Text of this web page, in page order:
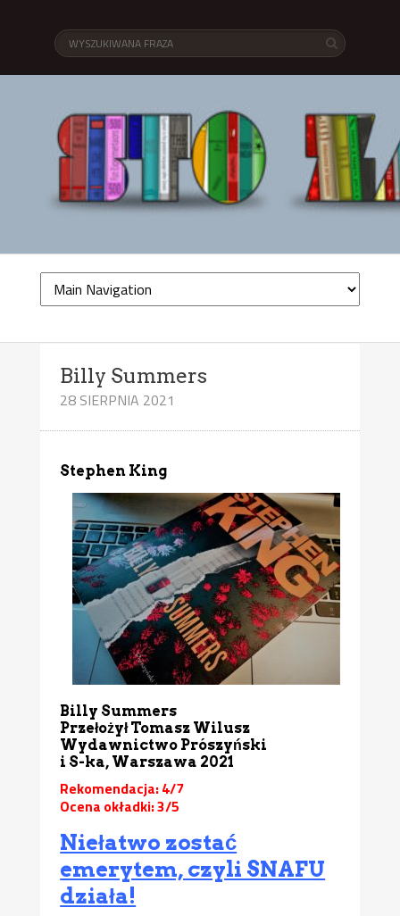
Billy Summers
28 SIERPNIA 2021
Stephen King
Billy Summers
Przełożył Tomasz Wilusz
Wydawnictwo Prószyński
i S-ka, Warszawa 2021
Rekomendacja: 4/7
Ocena okładki: 3/5
Niełatwo zostać
emerytem, czyli SNAFU
działa!